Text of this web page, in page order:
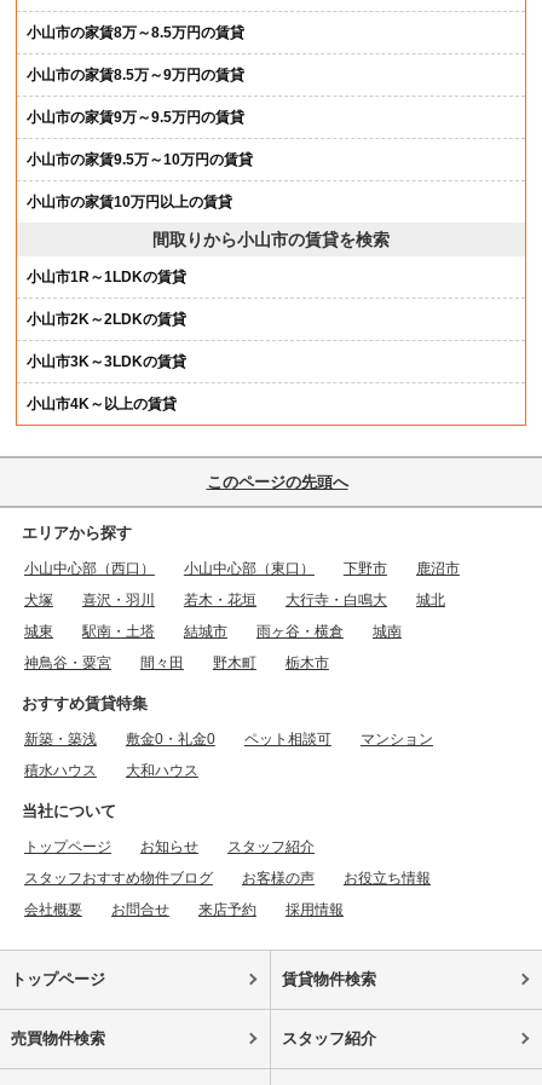
小山市の家賃8万～8.5万円の賃貸
小山市の家賃8.5万～9万円の賃貸
小山市の家賃9万～9.5万円の賃貸
小山市の家賃9.5万～10万円の賃貸
小山市の家賃10万円以上の賃貸
間取りから小山市の賃貸を検索
小山市1R～1LDKの賃貸
小山市2K～2LDKの賃貸
小山市3K～3LDKの賃貸
小山市4K～以上の賃貸
このページの先頭へ
エリアから探す
小山中心部（西口） 小山中心部（東口） 下野市
鹿沼市
犬塚
喜沢・羽川 若木・花垣 大行寺・白鳴大
城北
城東
駅南・土塔 結城市 雨ヶ谷・横倉
城南
神鳥谷・粟宮
間々田 野木町 栃木市
おすすめ賃貸特集
新築・築浅 敷金0・礼金0 ペット相談可
マンション
積水ハウス
大和ハウス
当社について
トップページ お知らせ
スタッフ紹介
スタッフおすすめ物件ブログ
お客様の声
お役立ち情報
会社概要
お問合せ 来店予約 採用情報
トップページ 賃貸物件検索
売買物件検索 スタッフ紹介